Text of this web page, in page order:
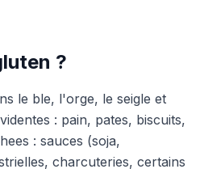
?
le ble, l'orge, le seigle et
: pain, pates, biscuits,
: sauces (soja,
charcuteries, certains